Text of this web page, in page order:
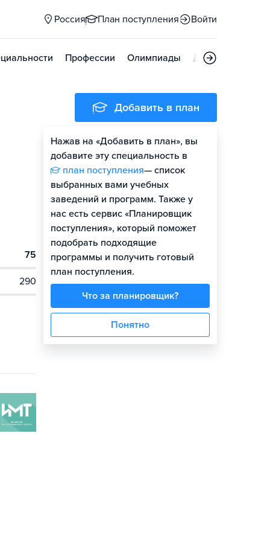
Россия План поступления Войти
Профессии Олимпиады Дни открытых
75
290
Добавить в план
Нажав на «Добавить в план», вы
добавите эту специальность в
план поступления— список
выбранных вами учебных
заведений и программ. Также у
нас есть сервис «Планировщик
поступления», который поможет
подобрать подходящие
программы и получить готовый
план поступления.
Что за планировщик?
Понятно